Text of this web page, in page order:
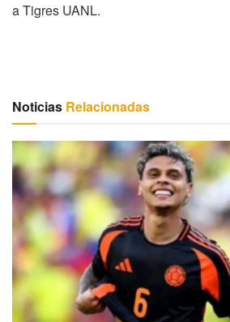
a Tigres UANL.
Noticias Relacionadas